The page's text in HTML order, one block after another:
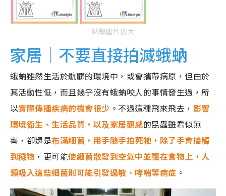
點擊圖片放大
家居｜不要直接拍滅蛾蚋
蛾蚋雖然生活於骯髒的環境中，或會攜帶病原，但由於
其活動性低，而且幾乎沒有蛾蚋咬人的事情發生過，所
以實際傳播疾病的機會很少 。不過這種飛來飛去， 影響
環境衛生、生活品質，以及家居觀感的昆蟲雖看似無
害，卻還是布滿細菌，用手隨手拍死牠，除了手會接觸
到穢物 ，更可能使細菌散發到空氣中並飄在食物上，人
類吸入這些細菌則可能引發過敏、哮喘等病症 。